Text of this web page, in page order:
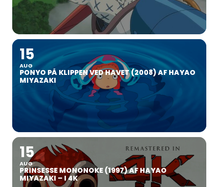
15
AUG
PONYO PÅ KLIPPEN VED HAVET (2008) AF HAYAO
MIYAZAKI
15
AUG
PRINSESSE MONONOKE (1997) AF HAYAO
MIYAZAKI – I 4K